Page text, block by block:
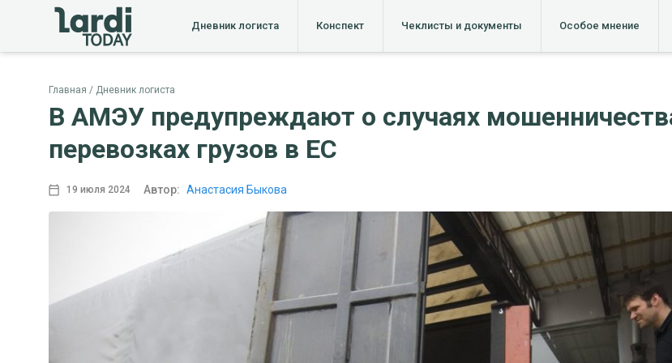
Дневник логиста Конспект Чеклисты и документы Особое мнение
Главная Дневник логиста
В АМЭУ предупреждают о случаях
перевозках грузов в ЕС
19 июля 2024 Автор: Анастасия Быкова